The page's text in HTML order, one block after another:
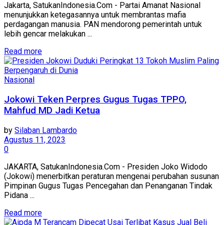
Jakarta, SatukanIndonesia.Com - Partai Amanat Nasional
menunjukkan ketegasannya untuk membrantas mafia
perdagangan manusia. PAN mendorong pemerintah untuk
lebih gencar melakukan ...
Read more
Nasional
Jokowi Teken Perpres Gugus Tugas TPPO,
Mahfud MD Jadi Ketua
by Silaban Lambardo
Agustus 11, 2023
0
JAKARTA, SatukanIndonesia.Com - Presiden Joko Widodo
(Jokowi) menerbitkan peraturan mengenai perubahan susunan
Pimpinan Gugus Tugas Pencegahan dan Penanganan Tindak
Pidana ...
Read more